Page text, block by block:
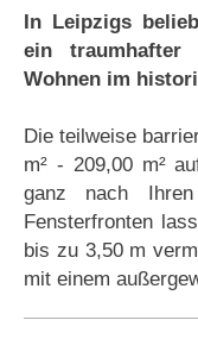
In Leipzigs
ein traumhafter
Wohnen im
Die teilweise
m² - 209,00 m²
ganz nach Ihren
Fensterfronten
bis zu 3,50 m
mit einem